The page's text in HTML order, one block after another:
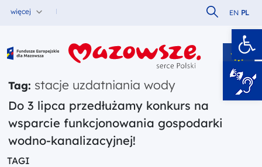
więcej Szukaj w
EN PL
Fundusze Europejskie dla Mazowsza
Tag: stacje uzdatniania wody
Do 3 lipca przedłużamy konkurs na
wsparcie funkcjonowania gospodarki
wodno-kanalizacyjnej!
TAGI